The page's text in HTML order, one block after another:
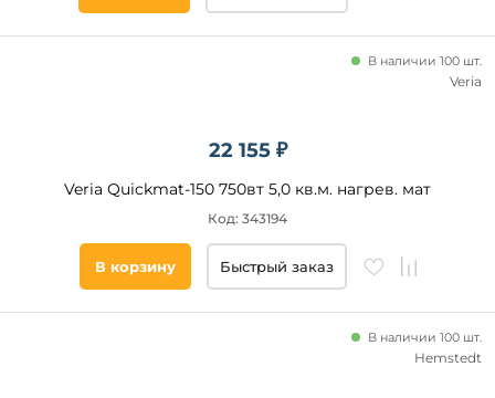
22 155 ₽
Veria Quickmat-150 750вт 5,0 кв.м. нагрев. мат
В наличии 100 шт.
Код: 343194
Veria
В корзину Быстрый заказ
В наличии 100 шт.
Hemstedt